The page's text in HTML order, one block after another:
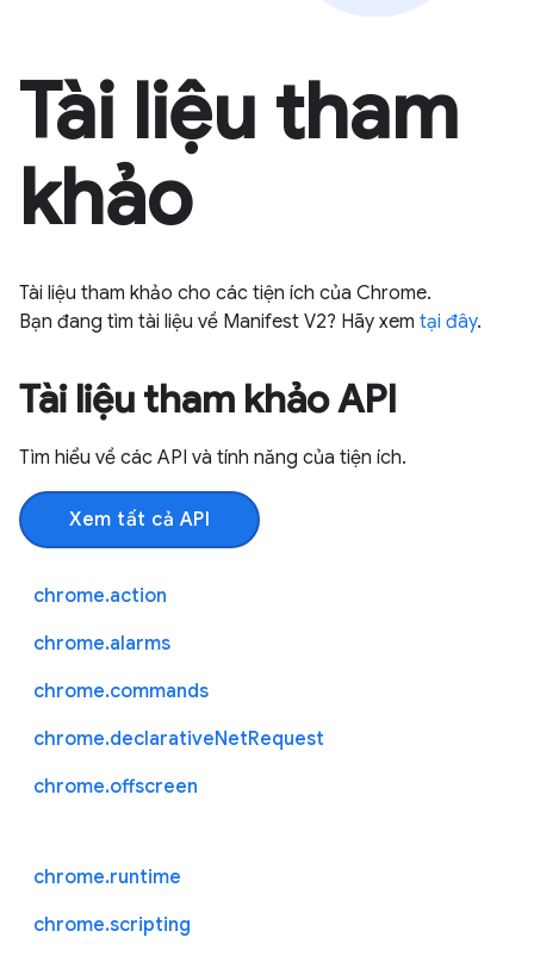
Tài liệu tham
khảo
Tài liệu tham khảo cho các tiện ích của Chrome.
Bạn đang tìm tài liệu về Manifest V2? Hãy xem tại đây.
Tài liệu tham khảo API
Tìm hiểu về các API và tính năng của tiện ích.
Xem tất cả API
chrome.action
chrome.alarms
chrome.commands
chrome.declarativeNetRequest
chrome.offscreen
chrome.runtime
chrome.scripting